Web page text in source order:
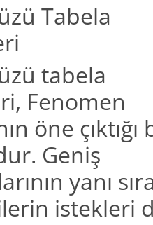
Tabela
tabela
Fenomen
öne çıktığı
Geniş
yanı
istekleri